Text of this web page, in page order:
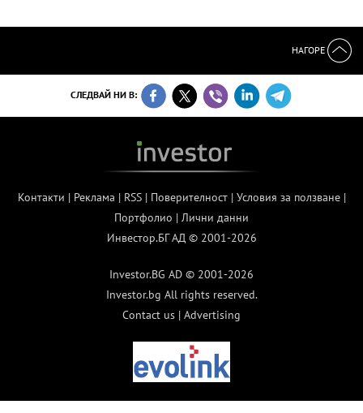
НАГОРЕ
СЛЕДВАЙ НИ В:
Контакти | Реклама | RSS| Поверителност| Условия за ползване|
Портфолио | Лични данни
Инвестор.БГ АД © 2001-2026
Investor.BG AD © 2001-2026
Investor.bg All rights reserved.
Contact us | Advertising